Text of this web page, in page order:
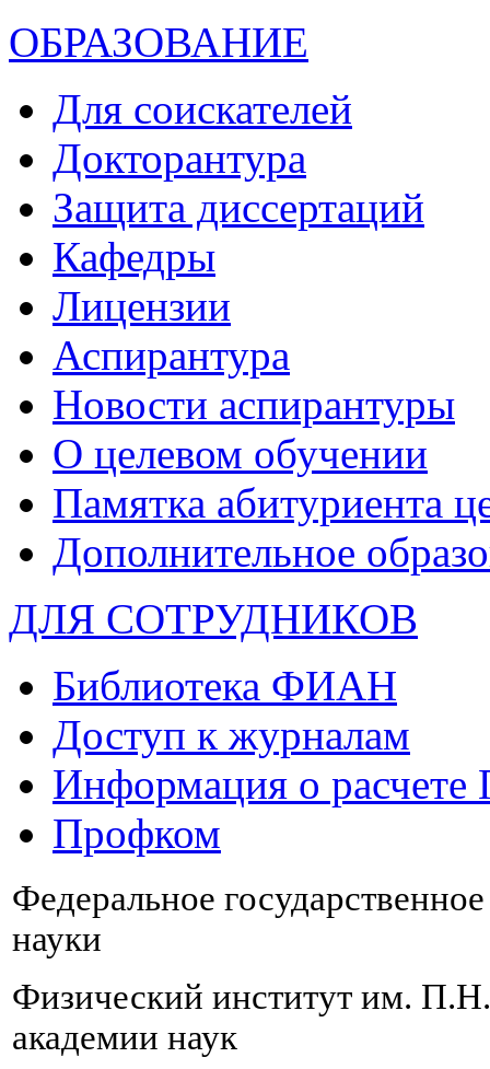
ОБРАЗОВАНИЕ
Для соискателей
Докторантура
Защита диссертаций
Кафедры
Лицензии
Аспирантура
Новости аспирантуры
О целевом обучении
Памятка абитуриента
Дополнительное
ДЛЯ СОТРУДНИКОВ
Библиотека ФИАН
Доступ к журналам
Информация о
Профком
Федеральное
науки
Физический институт им.
академии наук